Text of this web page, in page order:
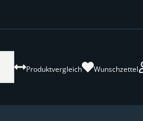
Produktvergleich Wunschzettel